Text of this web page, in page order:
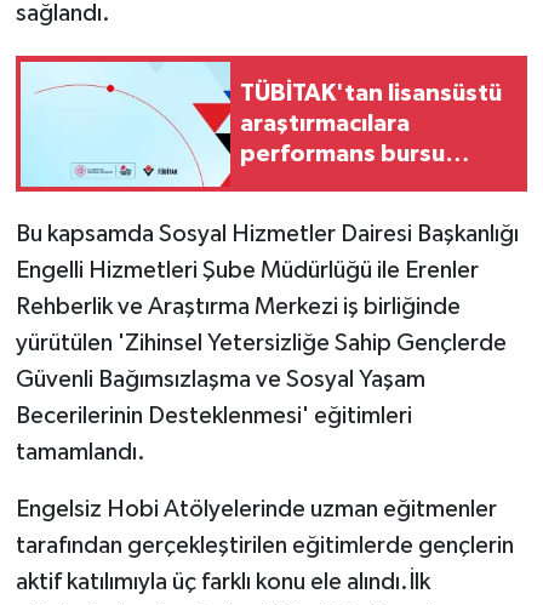
sağlandı.
TÜBİTAK'tan lisansüstü
araştırmacılara
performans bursu
Bu kapsamda Sosyal Hizmetler Dairesi Başkanlığı
Engelli Hizmetleri Şube Müdürlüğü ile Erenler
Rehberlik ve Araştırma Merkezi iş birliğinde
yürütülen 'Zihinsel Yetersizliğe Sahip Gençlerde
Güvenli Bağımsızlaşma ve Sosyal Yaşam
Becerilerinin Desteklenmesi' eğitimleri
tamamlandı.
Engelsiz Hobi Atölyelerinde uzman eğitmenler
tarafından gerçekleştirilen eğitimlerde gençlerin
aktif katılımıyla üç farklı konu ele alındı.İlk